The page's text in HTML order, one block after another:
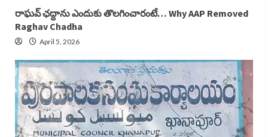
రాఘవ్ ఛద్దాను ఎందుకు తొలగించారంటే… Why AAP Removed
Raghav Chadha
April 5, 2026